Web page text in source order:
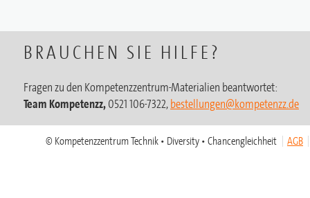
BRAUCHEN SIE HILFE?
Fragen zu den Kompetenzzentrum-Materialien beantwortet:
Team Kompetenzz,0521 106-7322,bestellungen@kompetenzz.de
© Kompetenzzentrum Technik • Diversity • Chancengleichheit AGB